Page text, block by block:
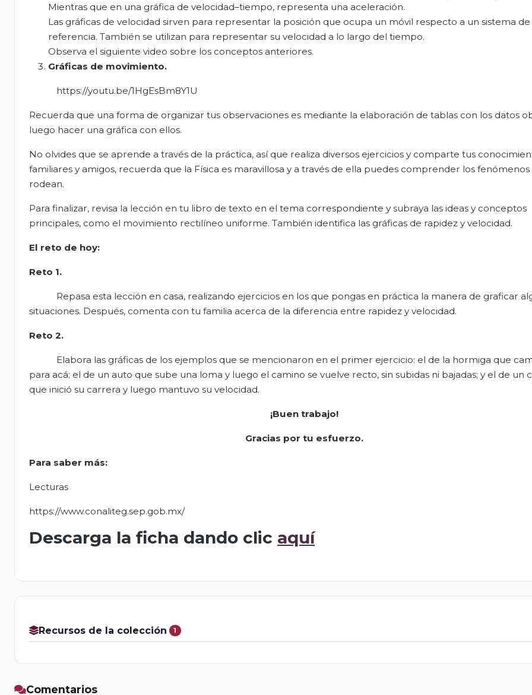
Mientras que en una gráfica de velocidad–tiempo, representa una aceleración.
Las gráficas de velocidad sirven para representar la posición que ocupa un móvil respecto a un sistema de
referencia. También se utilizan para representar su velocidad a lo largo del tiempo.
Observa el siguiente video sobre los conceptos anteriores.
Gráficas de movimiento.
https://youtu.be/1HgEsBm8Y1U
Recuerda que una forma de organizar tus observaciones es mediante la elaboración de tablas con los datos
luego hacer una gráfica con ellos.
No olvides que se aprende a través de la práctica, así que realiza diversos ejercicios y comparte tus
familiares y amigos, recuerda que la Física es maravillosa y a través de ella puedes comprender los
rodean.
Para finalizar, revisa la lección en tu libro de texto en el tema correspondiente y subraya las ideas y conceptos
principales, como el movimiento rectilíneo uniforme. También identifica las gráficas de rapidez y velocidad.
El reto de hoy:
Reto 1.
Repasa esta lección en casa, realizando ejercicios en los que pongas en práctica la manera de graficar
situaciones. Después, comenta con tu familia acerca de la diferencia entre rapidez y velocidad.
Reto 2.
Elabora las gráficas de los ejemplos que se mencionaron en el primer ejercicio: el de la hormiga que
para acá; el de un auto que sube una loma y luego el camino se vuelve recto, sin subidas ni bajadas; y el de un
que inició su carrera y luego mantuvo su velocidad.
¡Buen trabajo!
Gracias por tu esfuerzo.
Para saber más:
Lecturas
https://www.conaliteg.sep.gob.mx/
Descarga la ficha dando clic aquí
Recursos de la colección 1
Comentarios